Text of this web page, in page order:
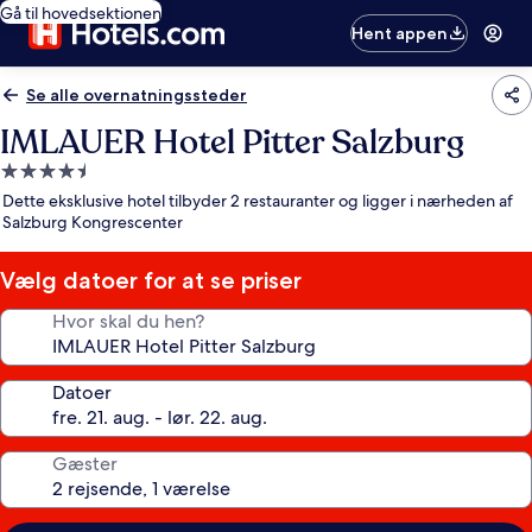
Gå til hovedsektionen
Hent appen
Se alle overnatningssteder
IMLAUER Hotel Pitter Salzburg
4.5-
stjernet
overnatningssted
Dette eksklusive hotel tilbyder 2 restauranter og ligger i nærheden af
Salzburg Kongrescenter
Vælg datoer for at se priser
Hvor skal du hen?
Datoer
Gæster